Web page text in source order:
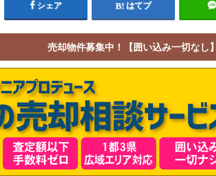
シェア はてブ
売却物件募集中！【囲い込み一切なし】